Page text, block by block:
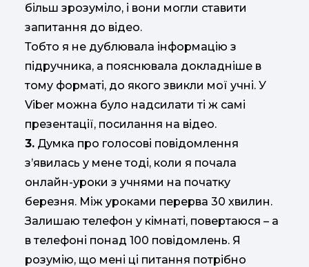
більш зрозуміло, і вони могли ставити
запитання до відео.
Тобто я не дублювала інформацію з
підручника, а пояснювала докладніше в
тому форматі, до якого звикли мої учні. У
Vіber можна було надсилати ті ж самі
презентації, посилання на відео.
3. Думка про голосові повідомлення
з’явилась у мене тоді, коли я почала
онлайн-уроки з учнями на початку
березня. Між уроками перерва 30 хвилин.
Залишаю телефон у кімнаті, повертаюся – а
в телефоні понад 100 повідомлень. Я
розумію, що мені ці питання потрібно